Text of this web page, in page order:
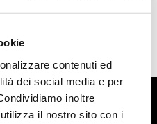
contenuti ed
dei social media e per
inoltre
il nostro sito con i